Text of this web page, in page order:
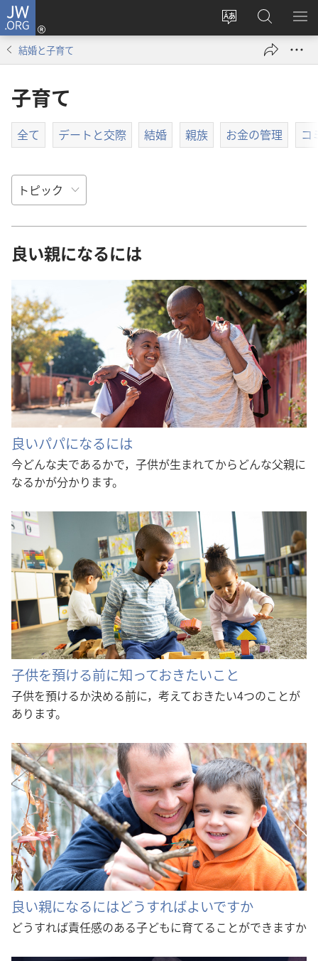
JW.ORG
サ
ト
を
変
ロ
グ
ン
ブ
JW.ORG
の
検
メ
を
結婚と子育て
子育て
全て デートと交際 結婚 親族 お金の管理 コ
良い親になるには
良いパパになるには
今どんな夫であるかで，子供が生まれてからどんな父親に
なるかが分かります。
子供を預ける前に知っておきたいこと
子供を預けるか決める前に，考えておきたい4つのことが
あります。
良い親になるにはどうすればよいですか
どうすれば責任感のある子どもに育てることができますか